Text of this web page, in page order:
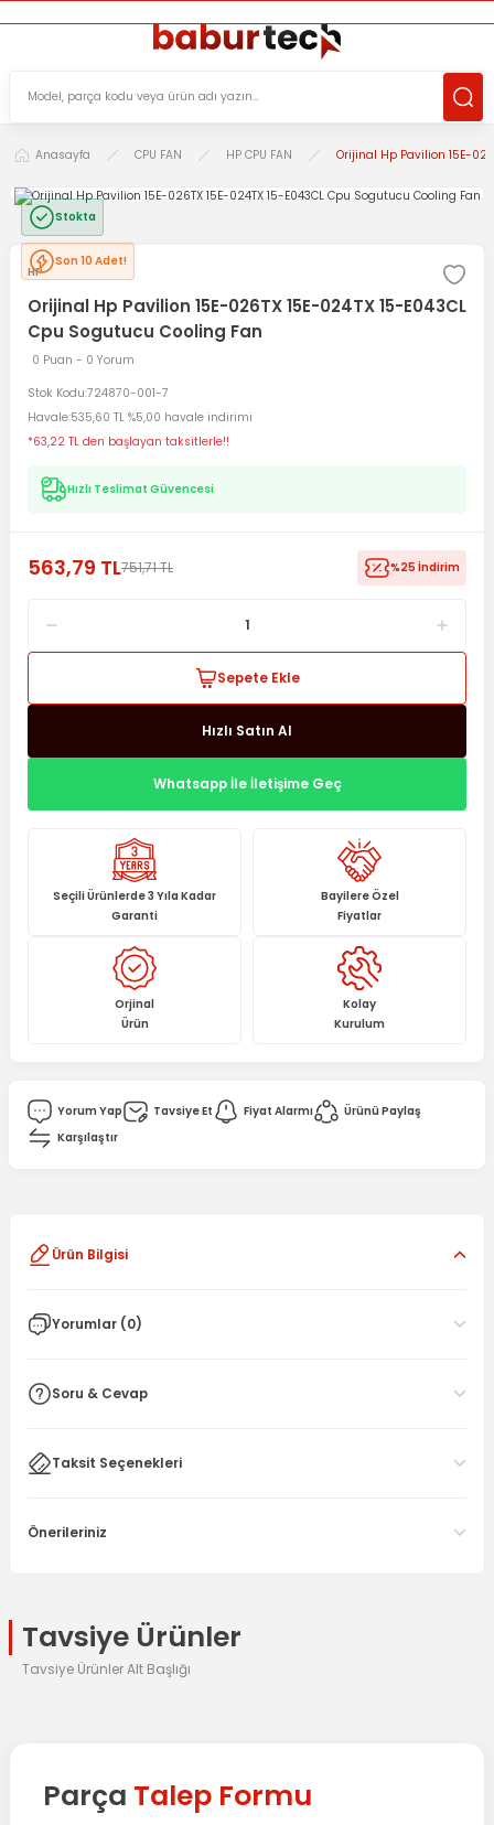
Anasayfa CPU FAN HP CPU FAN Orijinal Hp Pavilion 15E-
Stokta
Son 10 Adet!
HP
Orijinal Hp Pavilion 15E-026TX 15E-024TX 15-E043CL
Cpu Sogutucu Cooling Fan
0 Puan - 0 Yorum
Stok Kodu 724870-001-7
Havale 535,60 TL %5,00 havale indirimi
*63,22 TL den başlayan taksitlerle!!
Hızlı Teslimat Güvencesi
563,79 TL751,71 TL %25 İndirim
Sepete Ekle
Hızlı Satın Al
Whatsapp İle İletişime Geç
Seçili Ürünlerde 3 Yıla Kadar
Garanti
Bayilere Özel
Fiyatlar
Orjinal
Ürün
Kolay
Kurulum
Yorum Yap Tavsiye Et Fiyat Alarmı
Ürünü Paylaş
Karşılaştır
Ürün Bilgisi
Yorumlar (0)
Soru & Cevap
Taksit Seçenekleri
Önerileriniz
Tavsiye Ürünler
Tavsiye Ürünler Alt Başlığı
Parça Talep Formu